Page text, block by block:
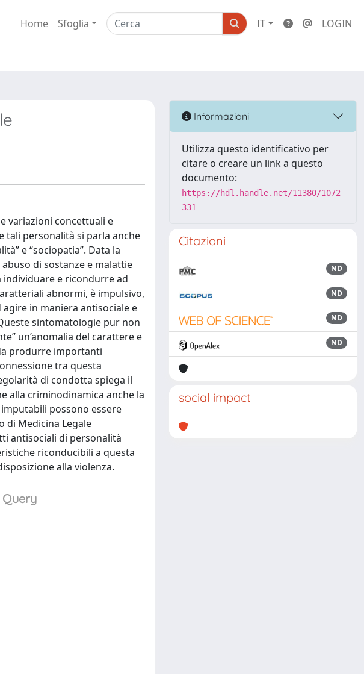
Home Sfoglia IT LOGIN
variazioni concettuali e
personalità si parla anche
e “sociopatia”. Data la
di sostanze e malattie
e ricondurre ad
abnormi, è impulsivo,
in maniera antisociale e
sintomatologie pur non
un’anomalia del carattere e
produrre importanti
tra questa
di condotta spiega il
alla criminodinamica anche la
possono essere
di Medicina Legale
antisociali di personalità
riconducibili a questa
alla violenza.
Informazioni
Utilizza questo identificativo per
citare o creare un link a questo
documento:
https://hdl.handle.net/11380/1072
331
Citazioni
ND
ND
ND
ND
social impact